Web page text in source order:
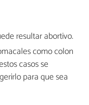
resultar abortivo.
como colon
casos se
para que sea